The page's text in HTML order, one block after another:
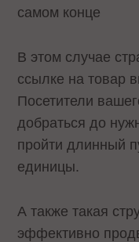
самом конце
В этом случае
ссылке на товар
Посетители
добраться до
пройти длинный
единицы.
А также такая
эффективно